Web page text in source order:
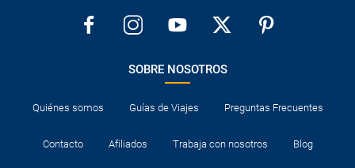
SOBRE NOSOTROS
Quiénes somos Guías de Viajes Preguntas Frecuentes
Contacto Afiliados Trabaja con nosotros Blog